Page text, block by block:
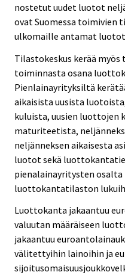
nostetut uudet luotot
ovat Suomessa toimivien
ulkomaille antamat
Tilastokeskus kerää
toiminnasta osana
Pienlainayrityksiltä
aikaisista uusista
kuluista, uusien luottojen
maturiteetista,
neljänneksen aikaisesta
luotot sekä
pienalainayritysten osalta
luottokantatilaston
Luottokanta jakaantuu
valuutan määräiseen
jakaantuu
välitettyihin lainoihin ja